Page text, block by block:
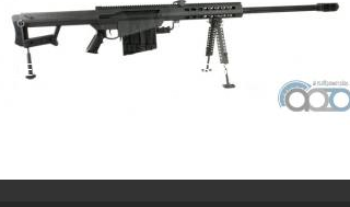
ВИДЕО-ОБЗОР SOCOM GEAR BARRETT M107 ОТ